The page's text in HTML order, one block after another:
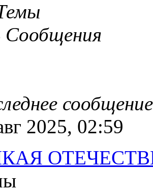
Сообщения
сообщение
2025, 02:59